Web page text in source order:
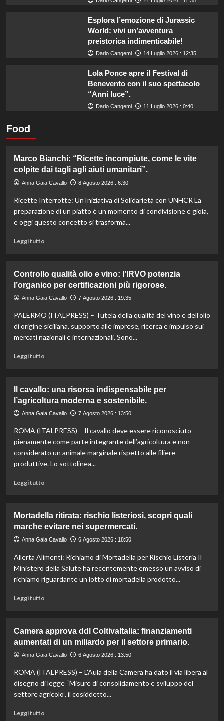
Esplora l’emozione di Jurassic
World: vivi un’avventura
preistorica indimenticabile!
Dario Cangemi 14 Luglio 2026 : 12:35
Lola Ponce apre il Festival di
Benevento con il suo spettacolo
“Anni luce”.
Dario Cangemi 11 Luglio 2026 : 0:40
Food
Marco Bianchi: “Ricette incompiute, come le vite
colpite dai tagli agli aiuti umanitari”.
Anna Gaia Cavallo 8 Agosto 2026 : 6:30
Ricette Interrotte: Un’Iniziativa di Solidarietà con UNHCR La
preparazione di un piatto è un momento di condivisione e gioia,
e oggi questo concetto si trasforma...
Leggi tuttoLeggi
Marco
Bianchi:
“Ricette
come
le
vite
umanitari”.
Controllo qualità olio e vino: l’IRVO potenzia
l’organico per certificazioni più rigorose.
Anna Gaia Cavallo 7 Agosto 2026 : 19:35
PALERMO (ITALPRESS) – Tutela della qualità del vino e dell’olio
di origine siciliana, supporto alle imprese, ricerca e impulso sui
mercati nazionali e internazionali. Sono...
Leggi tuttoLeggi
Controllo
qualità
olio
vino:
l’IRVO
potenzia
per
Il cavallo: una risorsa indispensabile per
l’agricoltura moderna e sostenibile.
Anna Gaia Cavallo 7 Agosto 2026 : 13:50
ROMA (ITALPRESS) – Il cavallo deve essere riconosciuto
pienamente come parte integrante dell’agricoltura e non
considerato un animale marginale rispetto alle filiere
produttive. Lo sottolinea...
Leggi tuttoLeggi
Il
cavallo:
una
indispensabile
per
l’agricoltura
Mortadella ritirata: rischio listeriosi, scopri quali
marche evitare nei supermercati.
Anna Gaia Cavallo 6 Agosto 2026 : 18:50
Allerta Alimenti: Richiamo di Mortadella per Rischio Listeria Il
Ministero della Salute ha recentemente emesso un avviso di
richiamo riguardante un lotto di mortadella prodotto...
Leggi tuttoLeggi
Mortadella
ritirata:
rischio
scopri
quali
marche
Camera approva ddl ColtivaItalia: finanziamenti
aumentati di un miliardo per il settore primario.
Anna Gaia Cavallo 6 Agosto 2026 : 13:50
ROMA (ITALPRESS) – L’Aula della Camera ha dato il via libera al
disegno di legge “Misure di consolidamento e sviluppo del
settore agricolo”, il cosiddetto...
Leggi tuttoLeggi